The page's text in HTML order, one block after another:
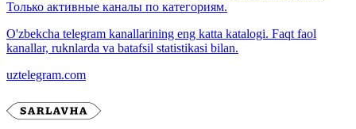
Только активные каналы по категориям.
O'zbekcha telegram kanallarining eng katta katalogi. Faqt faol
kanallar, ruknlarda va batafsil statistikasi bilan.
uztelegram.com